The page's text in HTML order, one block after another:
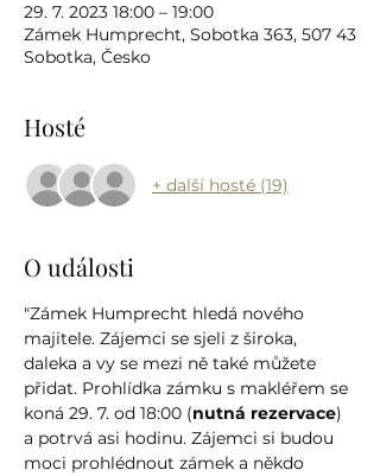
29. 7. 2023 18:00 – 19:00
Zámek Humprecht, Sobotka 363, 507 43
Sobotka, Česko
Hosté
+ další hosté (19)
O události
"Zámek Humprecht hledá nového
majitele. Zájemci se sjeli z široka,
daleka a vy se mezi ně také můžete
přidat. Prohlídka zámku s makléřem se
koná 29. 7. od 18:00 (nutná rezervace)
a potrvá asi hodinu. Zájemci si budou
moci prohlédnout zámek a někdo